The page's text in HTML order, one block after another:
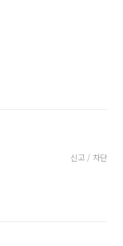
신고 / 차단